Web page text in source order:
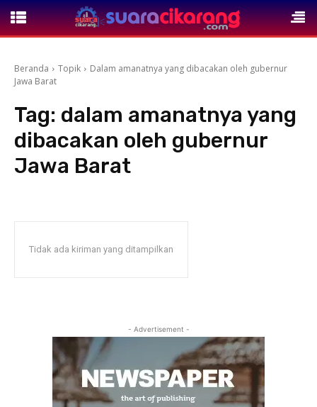
Beranda Topik
Dalam amanatnya yang dibacakan oleh gubernur
Jawa Barat
Tag: dalam amanatnya yang
dibacakan oleh gubernur
Jawa Barat
Tidak ada kiriman yang ditampilkan
- Advertisement -